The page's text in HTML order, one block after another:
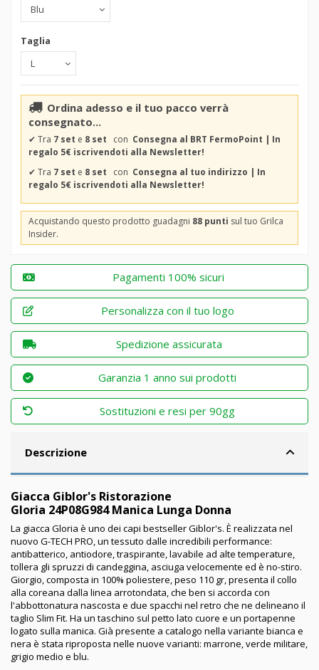
Taglia
Ordina adesso e il tuo pacco verrà
consegnato...
✔ Tra 7 set e 8 set con Consegna al BRT FermoPoint | In
regalo 5€ iscrivendoti alla Newsletter!
✔ Tra 7 set e 8 set con Consegna al tuo indirizzo | In
regalo 5€ iscrivendoti alla Newsletter!
Acquistando questo prodotto guadagni 88 punti sul tuo Grilca
Insider.
Pagamenti 100% sicuri
Personalizza con il tuo logo
Spedizione assicurata
Garanzia 1 anno sui prodotti
Sostituzioni e resi per 90gg
Descrizione
Giacca Giblor's Ristorazione
Gloria 24P08G984 Manica Lunga Donna
La giacca Gloria è uno dei capi bestseller Giblor's. È realizzata nel
nuovo G-TECH PRO, un tessuto dalle incredibili performance:
antibatterico, antiodore, traspirante, lavabile ad alte temperature,
tollera gli spruzzi di candeggina, asciuga velocemente ed è no-stiro.
Giorgio, composta in 100% poliestere, peso 110 gr, presenta il collo
alla coreana dalla linea arrotondata, che ben si accorda con
l'abbottonatura nascosta e due spacchi nel retro che ne delineano il
taglio Slim Fit. Ha un taschino sul petto lato cuore e un portapenne
logato sulla manica. Già presente a catalogo nella variante bianca e
nera è stata riproposta nelle nuove varianti: marrone, verde militare,
grigio medio e blu.